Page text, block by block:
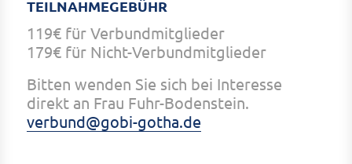
TEILNAHMEGEBÜHR
119€ für Verbundmitglieder
179€ für Nicht-Verbundmitglieder
Bitten wenden Sie sich bei Interesse
direkt an Frau Fuhr-Bodenstein.
verbund@gobi-gotha.de